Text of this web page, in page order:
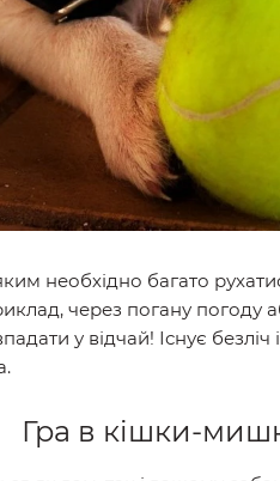
необхідно багато
через погану погоду
у відчай! Існує безліч
Гра в кішки-